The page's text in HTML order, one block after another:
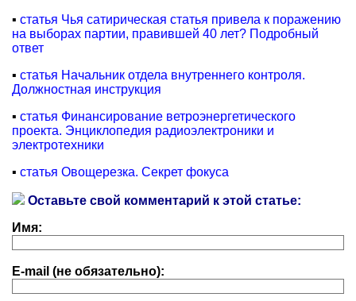
▪ статья Чья сатирическая статья привела к поражению
на выборах партии, правившей 40 лет? Подробный
ответ
▪ статья Начальник отдела внутреннего контроля.
Должностная инструкция
▪ статья Финансирование ветроэнергетического
проекта. Энциклопедия радиоэлектроники и
электротехники
▪ статья Овощерезка. Секрет фокуса
Оставьте свой комментарий к этой статье:
Имя:
E-mail (не обязательно):